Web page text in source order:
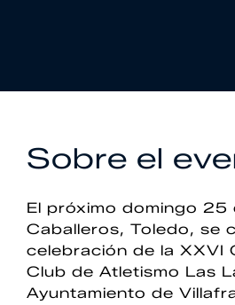
Sobre el
El próximo domingo
Caballeros, Toledo, se
celebración de la XXVI
Club de Atletismo Las
Ayuntamiento de